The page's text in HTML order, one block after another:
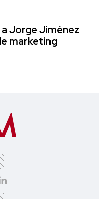
Jorge Jiménez
marketing